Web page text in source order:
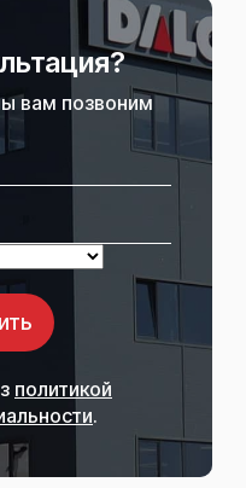
вам позвоним
политикой
.